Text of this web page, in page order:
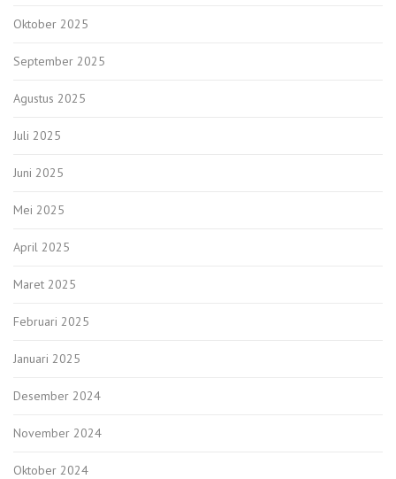
Oktober 2025
September 2025
Agustus 2025
Juli 2025
Juni 2025
Mei 2025
April 2025
Maret 2025
Februari 2025
Januari 2025
Desember 2024
November 2024
Oktober 2024